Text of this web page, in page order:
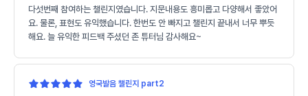
다섯번째 참여하는 챌린지였습니다. 지문내용도 흥미롭고 다양해서 좋았어
요. 물론, 표현도 유익했습니다. 한번도 안 빠지고 챌린지 끝내서 너무 뿌듯
해요. 늘 유익한 피드백 주셨던 존 튜터님 감사해요~
영국발음 챌린지 part2